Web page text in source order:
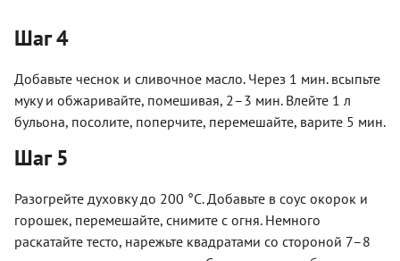
Шаг 4
Добавьте чеснок и сливочное масло. Через 1 мин. всыпьте
муку и обжаривайте, помешивая, 2–3 мин. Влейте 1 л
бульона, посолите, поперчите, перемешайте, варите 5 мин.
Шаг 5
Разогрейте духовку до 200 °С. Добавьте в соус окорок и
горошек, перемешайте, снимите с огня. Немного
раскатайте тесто, нарежьте квадратами со стороной 7–8